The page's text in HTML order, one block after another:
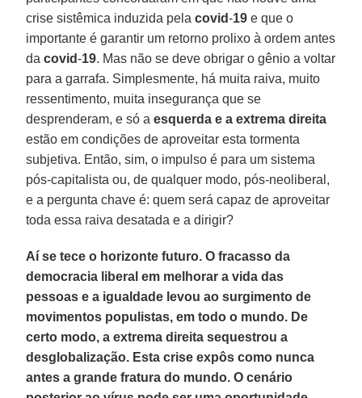
crise sistêmica induzida pelacovid-19 e que o
importante é garantir um retorno prolixo à ordem antes
dacovid-19. Mas não se deve obrigar o gênio a voltar
para a garrafa. Simplesmente, há muita raiva, muito
ressentimento, muita insegurança que se
desprenderam, e só aesquerda e a extrema direita
estão em condições de aproveitar esta tormenta
subjetiva. Então, sim, o impulso é para um sistema
pós-capitalista ou, de qualquer modo, pós-neoliberal,
e a pergunta chave é: quem será capaz de aproveitar
toda essa raiva desatada e a dirigir?
Aí se tece o horizonte futuro. O fracasso da
democracia liberal em melhorar a vida das
pessoas e a igualdade levou ao surgimento de
movimentos populistas, em todo o mundo. De
certo modo, a extrema direita sequestrou a
desglobalização. Esta crise expôs como nunca
antes a grande fratura do mundo. O cenário